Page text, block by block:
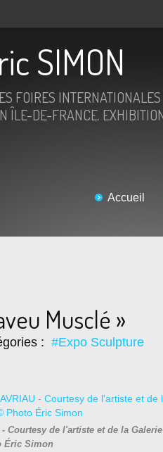
SIMON
FOIRES INTERNATIONALES
ÎLE-DE-FRANCE.
Accueil
Musclé »
: #Expo Sculpture
Courtesy de l'artiste et de la
Éric Simon